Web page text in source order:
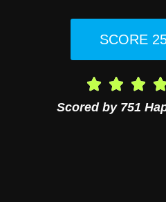
SCORE
Scored by 751